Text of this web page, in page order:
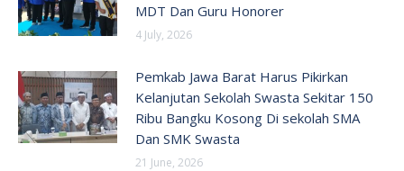
MDT Dan Guru Honorer
4 July, 2026
Pemkab Jawa Barat Harus Pikirkan
Kelanjutan Sekolah Swasta Sekitar 150
Ribu Bangku Kosong Di sekolah SMA
Dan SMK Swasta
21 June, 2026